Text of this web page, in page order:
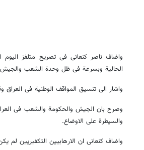
واضاف ناصر کنعانی فی تصریح متلفز الیوم
الحالیة وبسرعة فی ظل وحدة الشعب والجیش
واشار الی تنسیق المواقف الوطنیة فی العراق
وصرح بان الجیش والحکومة والشعب فی العراق
والسیطرة علی الاوضاع.
واضاف کنعانی ان الارهابیین التکفیریین لم